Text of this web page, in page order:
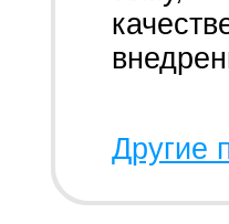
Другие